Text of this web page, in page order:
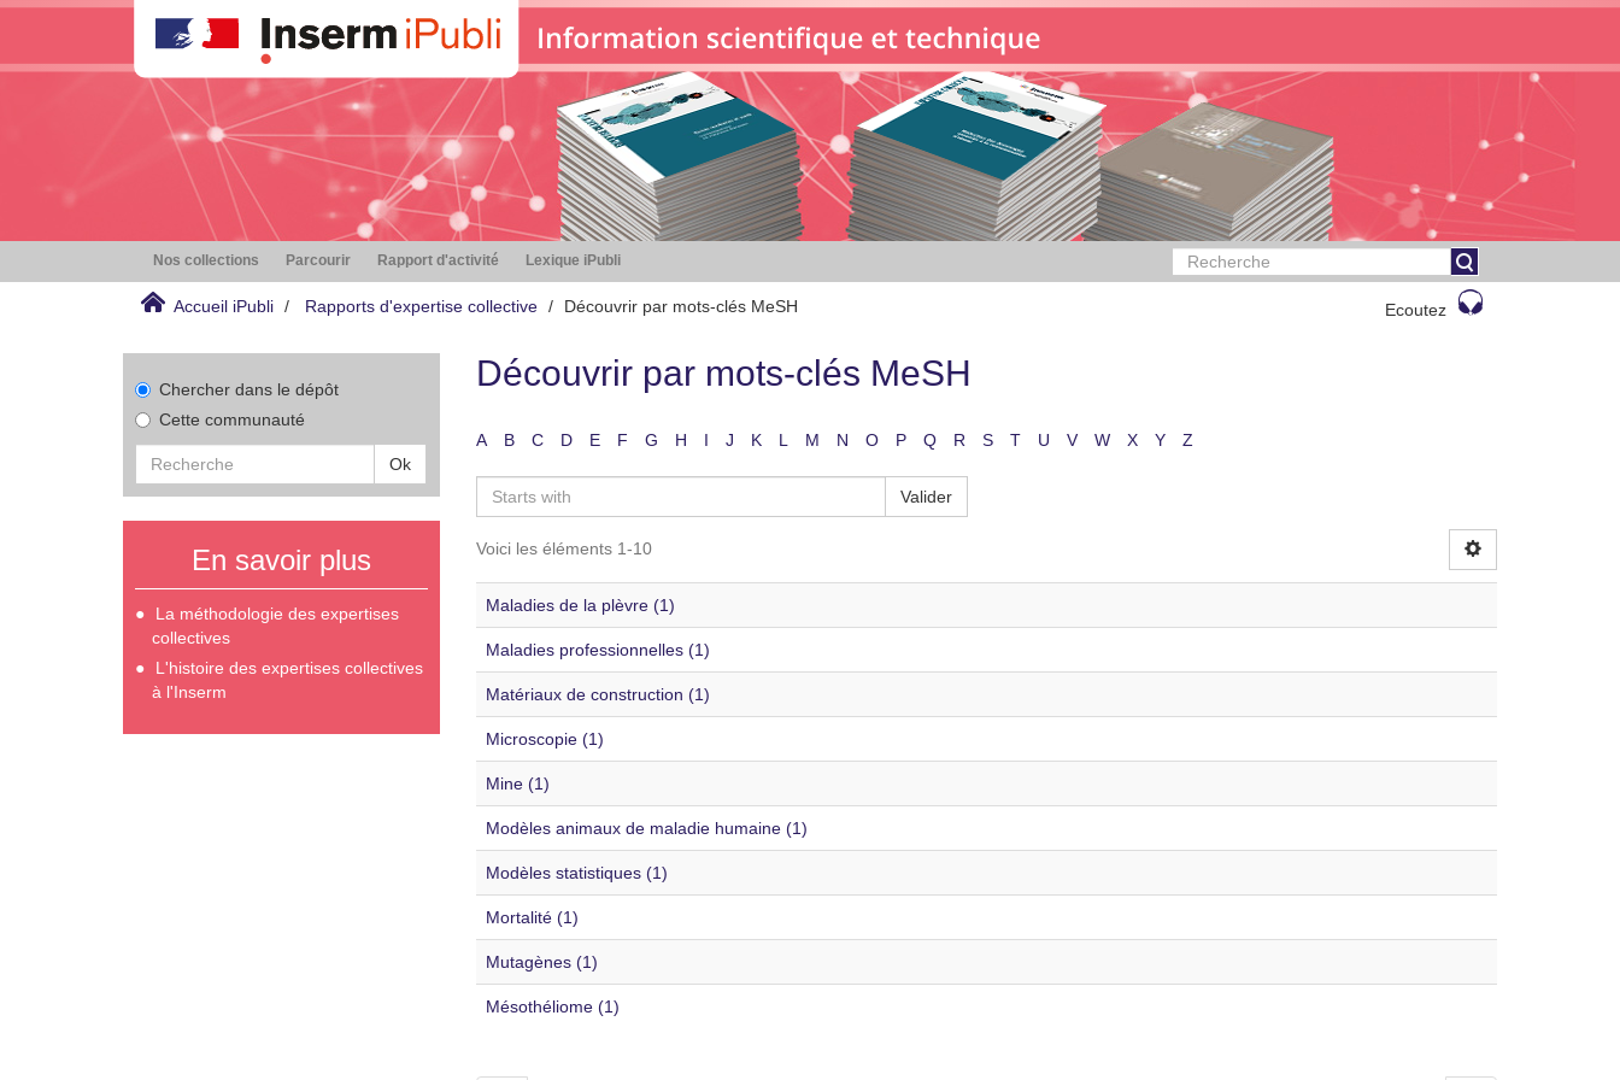
Nos collections Parcourir Rapport d'activité Lexique iPubli
Accueil iPubli Rapports d'expertise collective Découvrir par mots-clés MeSH Ecoutez
Chercher dans le dépôt
Cette communauté
Ok
En savoir plus
La méthodologie des expertises
collectives
L'histoire des expertises collectives
à l'Inserm
Découvrir par mots-clés MeSH
A B C D E F G H I J K L M N O P Q R S T U V W X Y Z
Valider
Voici les éléments 1-10
Maladies de la plèvre (1)
Maladies professionnelles (1)
Matériaux de construction (1)
Microscopie (1)
Mine (1)
Modèles animaux de maladie humaine (1)
Modèles statistiques (1)
Mortalité (1)
Mutagènes (1)
Mésothéliome (1)